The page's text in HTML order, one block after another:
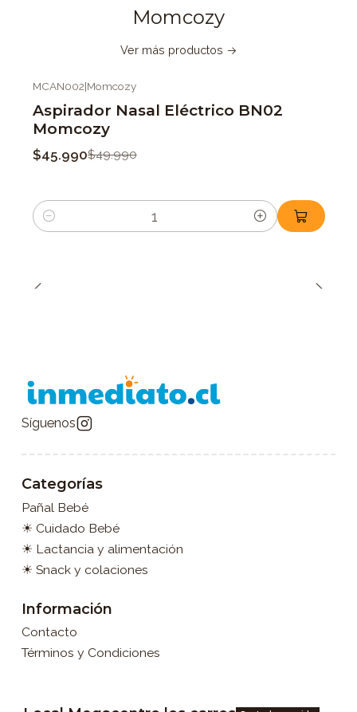
Momcozy
Ver más productos
MCAN002|Momcozy
Aspirador Nasal Eléctrico BN02
Momcozy
$45.990$49.990
Cantidad
Síguenos
Categorías
Pañal Bebé
☀ Cuidado Bebé
☀ Lactancia y alimentación
☀ Snack y colaciones
Información
Contacto
Términos y Condiciones